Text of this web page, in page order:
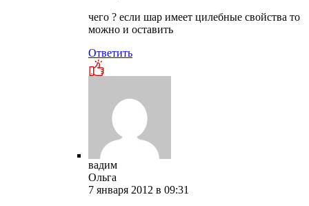
чего ? если шар имеет цилебные свойства то
можно и оставить
Ответить
вадим
Ольга
7 января 2012 в 09:31